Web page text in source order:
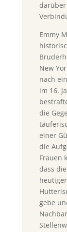
Emmy
New
nach
im 16.
die
einer
die
Frauen
dass
gebe